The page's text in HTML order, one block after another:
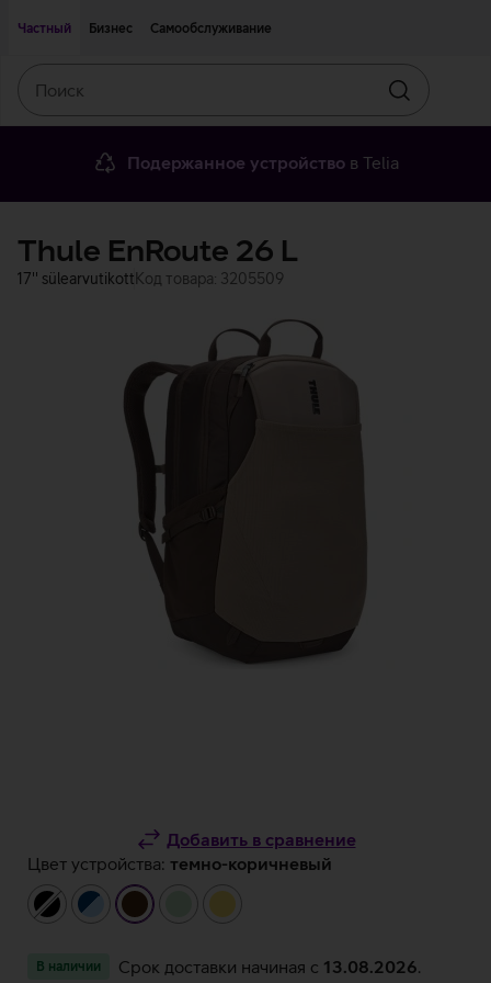
Частный
Бизнес Самообслуживание
Искать
Подержанное устройство в Telia
Thule EnRoute 26 L
17'' sülearvutikott Код товара: 3205509
Добавить в сравнение
Цвет устройства: темно-коричневый
чёрныйтёмно-
синий/
синий
темно-
коричневый
светло-жёлтый
В наличии Срок доставки начиная c 13.08.2026